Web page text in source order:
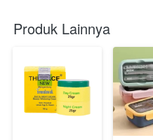
Produk Lainnya